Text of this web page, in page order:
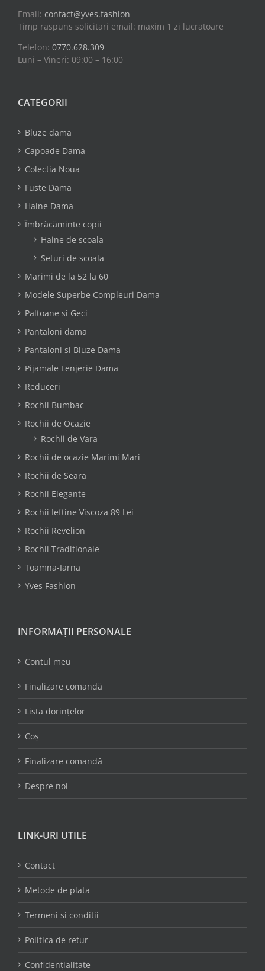
Email: contact@yves.fashion
Timp raspuns solicitari email: maxim 1 zi lucratoare
Telefon: 0770.628.309
Luni – Vineri: 09:00 – 16:00
CATEGORII
Bluze dama
Capoade Dama
Colectia Noua
Fuste Dama
Haine Dama
Îmbrăcăminte copii
Haine de scoala
Seturi de scoala
Marimi de la 52 la 60
Modele Superbe Compleuri Dama
Paltoane si Geci
Pantaloni dama
Pantaloni si Bluze Dama
Pijamale Lenjerie Dama
Reduceri
Rochii Bumbac
Rochii de Ocazie
Rochii de Vara
Rochii de ocazie Marimi Mari
Rochii de Seara
Rochii Elegante
Rochii Ieftine Viscoza 89 Lei
Rochii Revelion
Rochii Traditionale
Toamna-Iarna
Yves Fashion
INFORMAȚII PERSONALE
Contul meu
Finalizare comandă
Lista dorințelor
Coș
Finalizare comandă
Despre noi
LINK-URI UTILE
Contact
Metode de plata
Termeni si conditii
Politica de retur
Confidențialitate